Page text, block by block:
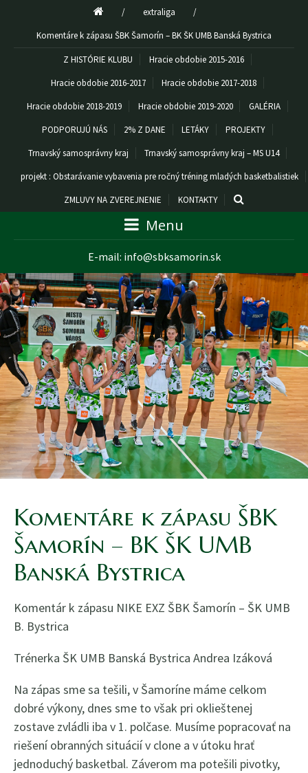
/ extraliga
/
Komentáre k zápasu ŠBK Šamorín – BK ŠK UMB Banská Bystrica
Z HISTÓRIE KLUBU
Hracie obdobie 2015-2016
Hracie obdobie 2016-2017
Hracie obdobie 2017-2018
Hracie obdobie 2018-2019
Hracie obdobie 2019-2020
GALÉRIA
PODPORUJÚ NÁS
2% Z DANE LETÁKY
PROJEKTY
Trnavský samosprávny kraj
Trnavský samosprávny kraj – MS U14
projekt : Obstarávanie vybavenia pre ročný tréning mladých basketbalistiek
ZMLUVY NA ZVEREJNENIE
KONTAKTY
Menu
E-mail: info@sbksamorin.sk
Komentáre k zápasu ŠBK
Šamorín – BK ŠK UMB
Banská Bystrica
Komentár k zápasu NIKE EXZ ŠBK Šamorín – ŠK UMB
B. Bystrica
Trénerka ŠK UMB Banská Bystrica Andrea Izáková
Na zápas sme sa tešili, v Šamoríne máme celkom
dobré výkony, dnes sme to však pri oklieštenej
zostave zvládli iba v 1. polčase. Musíme popracovať na
riešení obranných situácií v clone a v útoku hrať
jednoduchý basketbal. Záverom ma potešili pivotky,